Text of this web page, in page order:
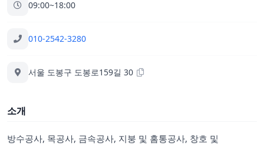
09:00~18:00
010-2542-3280
서울 도봉구 도봉로159길 30
소개
방수공사, 목공사, 금속공사, 지붕 및 홈통공사, 창호 및